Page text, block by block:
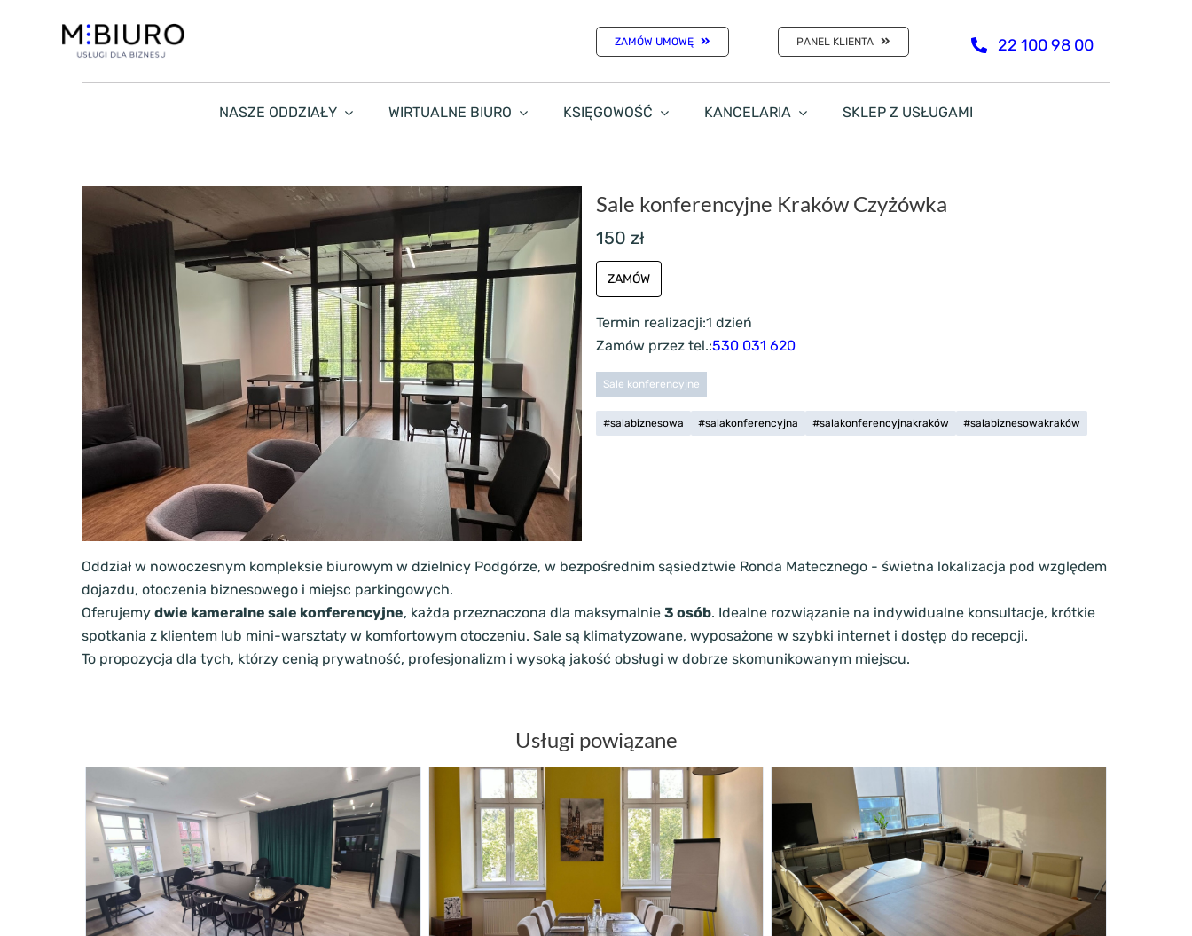
ZAMÓW UMOWĘ PANEL KLIENTA 22 100 98 00
NASZE ODDZIAŁY WIRTUALNE BIURO KSIĘGOWOŚĆ KANCELARIA SKLEP Z USŁUGAMI
Sale konferencyjne Kraków Czyżówka
150 zł
ZAMÓW
Termin realizacji:1 dzień
Zamów przez tel.:530 031 620
Sale konferencyjne
#salabiznesowa #salakonferencyjna #salakonferencyjnakraków #salabiznesowakraków
Oddział w nowoczesnym kompleksie biurowym w dzielnicy Podgórze, w bezpośrednim sąsiedztwie Ronda Matecznego - świetna lokalizacja pod względem
dojazdu, otoczenia biznesowego i miejsc parkingowych.
Oferujemy dwie kameralne sale konferencyjne, każda przeznaczona dla maksymalnie 3 osób. Idealne rozwiązanie na indywidualne konsultacje, krótkie
spotkania z klientem lub mini-warsztaty w komfortowym otoczeniu. Sale są klimatyzowane, wyposażone w szybki internet i dostęp do recepcji.
To propozycja dla tych, którzy cenią prywatność, profesjonalizm i wysoką jakość obsługi w dobrze skomunikowanym miejscu.
Usługi powiązane